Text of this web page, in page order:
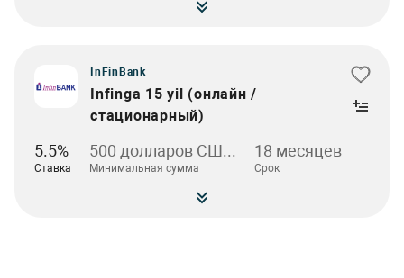
InFinBank
Infinga 15 yil (онлайн /
стационарный)
5.5%
Ставка
500 долларов СШ...
Минимальная сумма
18 месяцев
Срок